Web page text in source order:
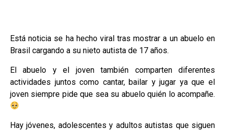
Está noticia se ha hecho viral tras mostrar a un abuelo en
Brasil cargando a su nieto autista de 17 años.
El abuelo y el joven también comparten diferentes
actividades juntos como cantar, bailar y jugar ya que el
joven siempre pide que sea su abuelo quién lo acompañe.
Hay jóvenes, adolescentes y adultos autistas que siguen